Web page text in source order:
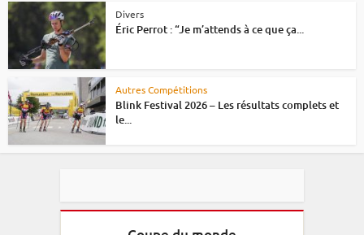
Divers
Éric Perrot : “Je m’attends à ce que ça...
Autres Compétitions
Blink Festival 2026 – Les résultats complets et
le...